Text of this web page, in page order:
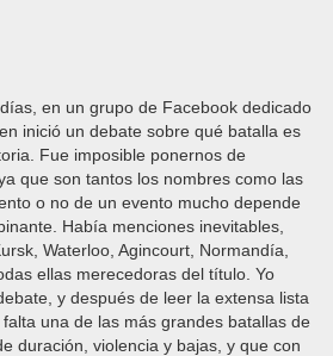
en un grupo de Facebook dedicado
inició un debate sobre qué batalla es
Fue imposible ponernos de
que son tantos los nombres como las
o no de un evento mucho depende
Había menciones inevitables,
Waterloo, Agincourt, Normandía,
ellas merecedoras del título. Yo
y después de leer la extensa lista
una de las más grandes batallas de
duración, violencia y bajas, y que con